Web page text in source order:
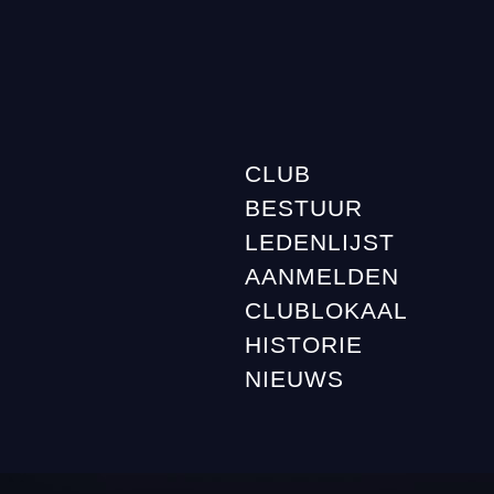
CLUB
BESTUUR
LEDENLIJST
AANMELDEN
CLUBLOKAAL
HISTORIE
NIEUWS